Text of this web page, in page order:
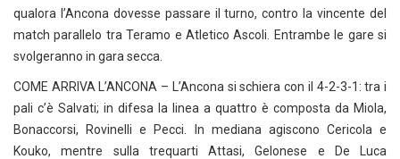
qualora l’Ancona dovesse passare il turno, contro la vincente del
match parallelo tra Teramo e Atletico Ascoli. Entrambe le gare si
svolgeranno in gara secca.
COME ARRIVA L’ANCONA – L’Ancona si schiera con il 4-2-3-1: tra i
pali c’è Salvati; in difesa la linea a quattro è composta da Miola,
Bonaccorsi, Rovinelli e Pecci. In mediana agiscono Cericola e
Kouko, mentre sulla trequarti Attasi, Gelonese e De Luca